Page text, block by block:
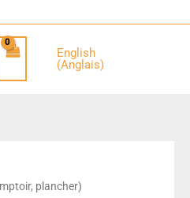
English
(Anglais)
plancher)